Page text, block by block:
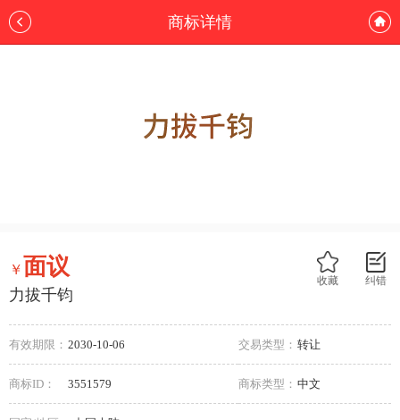
商标详情
纠错
收藏
￥面议
力拔千钧
有效期限： 2030-10-06 交易类型： 转让
商标ID： 3551579 商标类型： 中文